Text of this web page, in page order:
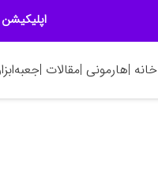
خانه |هارمونی |مقالات |